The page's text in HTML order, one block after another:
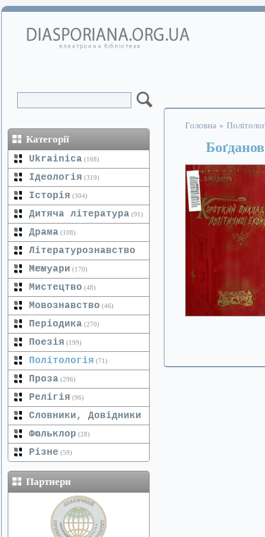
Категорії
Ukrainica (168)
Ідеологія (319)
Історія (304)
Дитяча література (91)
Драма (108)
Літературознавство
(125)
Мемуари (170)
Мистецтво (48)
Мовознавство (46)
Періодика (270)
Поезія (199)
Політологія (71)
Проза (296)
Релігія (96)
Словники, Довідники
(20)
Фольклор (28)
Різне (59)
Партнери
Головна »